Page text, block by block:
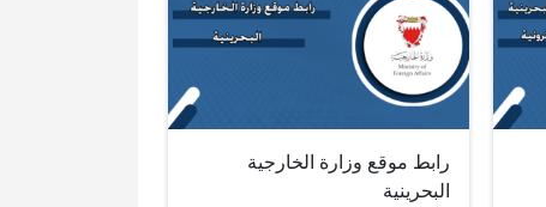
رابط موقع وزارة الخارجية
البحرينية